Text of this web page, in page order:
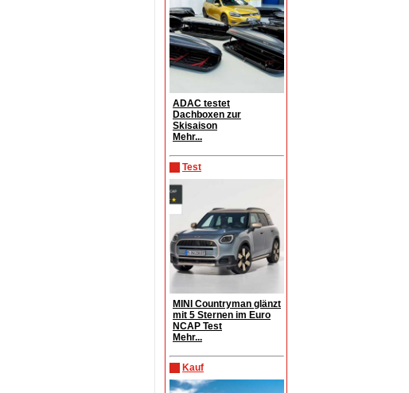
ADAC testet
Dachboxen zur
Skisaison
Mehr...
Test
MINI Countryman glänzt
mit 5 Sternen im Euro
NCAP Test
Mehr...
Kauf